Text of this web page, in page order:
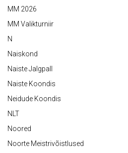
MM 2026
MM Valikturniir
N
Naiskond
Naiste Jalgpall
Naiste Koondis
Neidude Koondis
NLT
Noored
Noorte Meistrivõistlused